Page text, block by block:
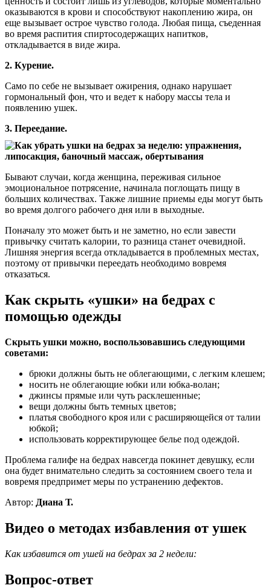
оказываются в крови и способствуют накоплению жира, он
еще вызывает острое чувство голода. Любая пища, съеденная
во время распития спиртосодержащих напитков,
откладывается в виде жира.
2. Курение.
Само по себе не вызывает ожирения, однако нарушает
гормональный фон, что и ведет к набору массы тела и
появлению ушек.
3. Переедание.
Бывают случаи, когда женщина, переживая сильное
эмоциональное потрясение, начинала поглощать пищу в
больших количествах. Также лишние приемы еды могут быть
во время долгого рабочего дня или в выходные.
Поначалу это может быть и не заметно, но если завести
привычку считать калории, то разница станет очевидной.
Лишняя энергия всегда откладывается в проблемных местах,
поэтому от привычки переедать необходимо вовремя
отказаться.
Как скрыть «ушки» на бедрах с
помощью одежды
Скрыть ушки можно, воспользовавшись следующими
советами:
брюки должны быть не облегающими, с легким клешем;
носить не облегающие юбки или юбка-волан;
джинсы прямые или чуть расклешенные;
вещи должны быть темных цветов;
платья свободного кроя или с расширяющейся от талии
юбкой;
использовать корректирующее белье под одеждой.
Проблема галифе на бедрах навсегда покинет девушку, если
она будет внимательно следить за состоянием своего тела и
вовремя предпримет меры по устранению дефектов.
Автор: Диана Т.
Видео о методах избавления от ушек
Как избавится от ушей на бедрах за 2 недели:
Вопрос-ответ